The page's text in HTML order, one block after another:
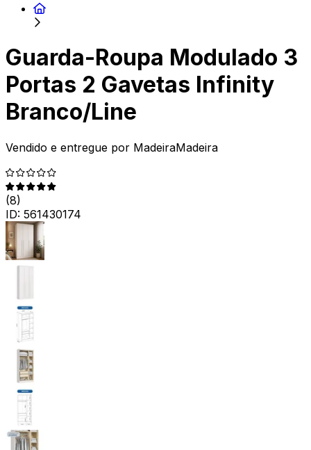
Guarda-Roupa Modulado 3
Portas 2 Gavetas Infinity
Branco/Line
Vendido e entregue por MadeiraMadeira
(8)
ID: 561430174